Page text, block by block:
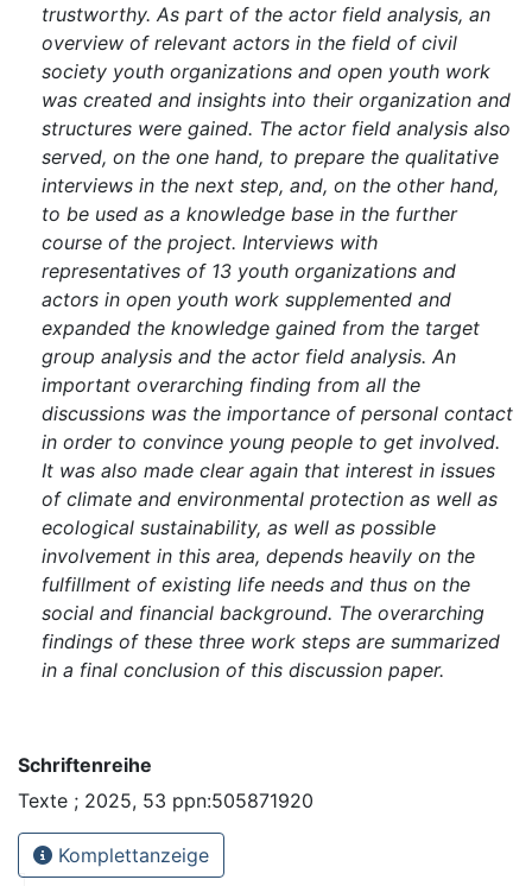
trustworthy. As part of the actor field analysis, an
overview of relevant actors in the field of civil
society youth organizations and open youth work
was created and insights into their organization and
structures were gained. The actor field analysis also
served, on the one hand, to prepare the qualitative
interviews in the next step, and, on the other hand,
to be used as a knowledge base in the further
course of the project. Interviews with
representatives of 13 youth organizations and
actors in open youth work supplemented and
expanded the knowledge gained from the target
group analysis and the actor field analysis. An
important overarching finding from all the
discussions was the importance of personal contact
in order to convince young people to get involved.
It was also made clear again that interest in issues
of climate and environmental protection as well as
ecological sustainability, as well as possible
involvement in this area, depends heavily on the
fulfillment of existing life needs and thus on the
social and financial background. The overarching
findings of these three work steps are summarized
in a final conclusion of this discussion paper.
Schriftenreihe
Texte ; 2025, 53 ppn:505871920
Komplettanzeige